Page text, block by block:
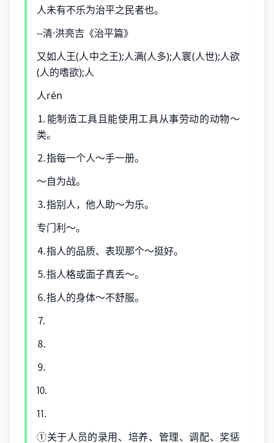
人未有不乐为治平之民者也。
--清·洪亮吉《治平篇》
又如人王(人中之王);人满(人多);人寰(人世);人欲
(人的嗜欲);人
人rén
⒈能制造工具且能使用工具从事劳动的动物～
类。
⒉指每一个人～手一册。
～自为战。
⒊指别人，他人助～为乐。
专门利～。
⒋指人的品质、表现那个～挺好。
⒌指人格或面子真丢～。
⒍指人的身体～不舒服。
⒎
⒏
⒐
⒑
⒒
①关于人员的录用、培养、管理、调配、奖惩